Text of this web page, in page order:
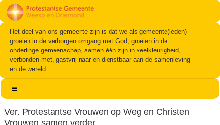
Het doel van ons gemeente-zijn is dat we als gemeente(leden)
groeien in de verborgen omgang met God, groeien in de
onderlinge gemeenschap, samen één zijn in veelkleurigheid,
verbonden met, gastvrij naar en dienstbaar aan de samenleving
en de wereld.
Ver. Protestantse Vrouwen op Weg en Christen
Vrouwen samen verder